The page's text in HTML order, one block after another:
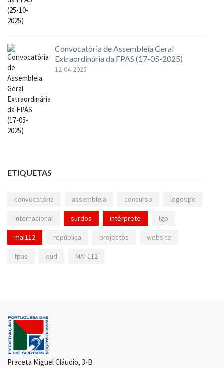
Convocatória de Assembleia Geral
Extraordinária da FPAS (17-05-2025)
12-04-2025
ETIQUETAS
convocatória assembleia concurso logotipo
internacional surdos intérprete lgp
mai112 república projectos website
fpas eud MAI 112
Praceta Miguel Cláudio, 3-B